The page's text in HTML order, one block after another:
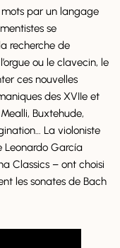
par un langage
se
recherche de
ou le clavecin, le
ces nouvelles
des XVIIe et
Buxtehude,
La violoniste
Leonardo García
Classics – ont choisi
les sonates de Bach